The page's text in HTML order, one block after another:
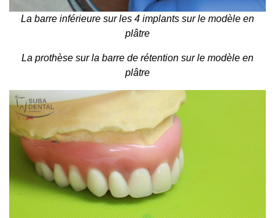
La barre inférieure sur les 4 implants sur le modèle en
plâtre
La prothèse sur la barre de rétention sur le modèle en
plâtre